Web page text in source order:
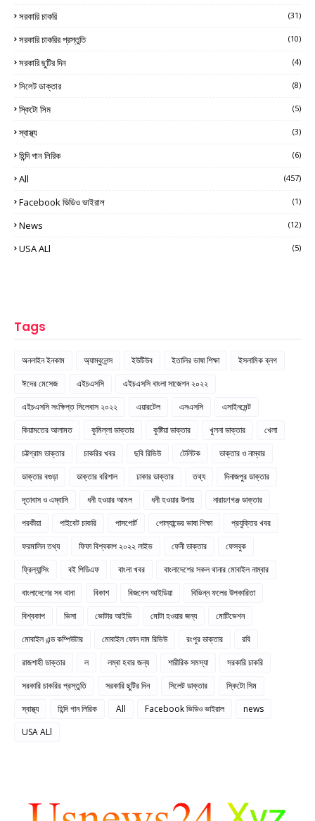
সরকারি চাকরি (31)
সরকারি চাকরির প্রস্তুতি (10)
সরকারি ছুটির দিন (4)
সিলেট ডাক্তার (8)
স্কিটো সিম (5)
স্বাস্থ্য (3)
হিন্দি গান লিরিক (6)
All (457)
Facebook ভিডিও ভাইরাল (1)
News (12)
USA ALl (5)
Tags
অনলাইন ইনকাম অ্যাম্বুলেন্স ইউটিউব ইতালির ভাষা শিক্ষা
ইসলামিক ব্লগ
ঈদের মেসেজ
এইচএসসি
এইচএসসি বাংলা সাজেশন ২০২২
এইচএসসি সংক্ষিপ্ত সিলেবাস ২০২২
এয়ারটেল এসএসসি
এসাইনমেন্ট
কিয়ামতের আলামত
কুমিল্লা ডাক্তার কুষ্টিয়া ডাক্তার খুলনা ডাক্তার
খেলা
চট্টগ্রাম ডাক্তার
চাকরির খবর ছবি রিভিউ টেলিটক
ডাক্তার ও নাম্বার
ডাক্তার বগুড়া
ডাক্তার বরিশাল ঢাকার ডাক্তার তথ্য
দিনাজপুর ডাক্তার
দূতাবাস ও এম্বাসি
ধনী হওয়ার আমল ধনী হওয়ার উপায়
নারায়ণগঞ্জ ডাক্তার
পরকীয়া
পাইবেট চাকরি পাসপোর্ট পোল্যান্ডের ভাষা শিক্ষা
প্রযুক্তির খবর
ফরমালিন তথ্য
ফিফা বিশ্বকাপ ২০২২ লাইভ ফেনী ডাক্তার
ফেসবুক
ফ্রিল্যান্সিং
বই পিডিএফ বাংলা খবর
বাংলাদেশের সকল থানার মোবাইল নাম্বার
বাংলাদেশের সব থানা
বিকাশ বিজনেস আইডিয়া
বিভিন্ন ফলের উপকারিতা
বিশ্বকাপ
ভিসা ভোটার আইডি মোটা হওয়ার জন্য
মোটিভেশন
মোবাইল এন্ড কম্পিউটার
মোবাইল ফোন দাম রিভিউ রংপুর ডাক্তার
রবি
রাজশাহী ডাক্তার
ল লম্বা হবার জন্য শারীরিক সমস্যা
সরকারি চাকরি
সরকারি চাকরির প্রস্তুতি
সরকারি ছুটির দিন সিলেট ডাক্তার
স্কিটো সিম
স্বাস্থ্য
হিন্দি গান লিরিক All Facebook ভিডিও ভাইরাল
news
USA ALl